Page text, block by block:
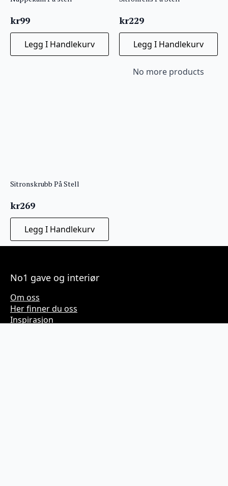
kr99
Legg I Handlekurv
kr229
Legg I Handlekurv
Sitronskrubb På Stell
kr269
Legg I Handlekurv
No more products
No1 gave og interiør
Om oss
Her finner du oss
Inspirasjon